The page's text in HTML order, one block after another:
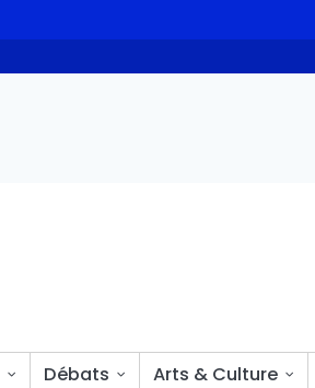
Débats
Arts & Culture